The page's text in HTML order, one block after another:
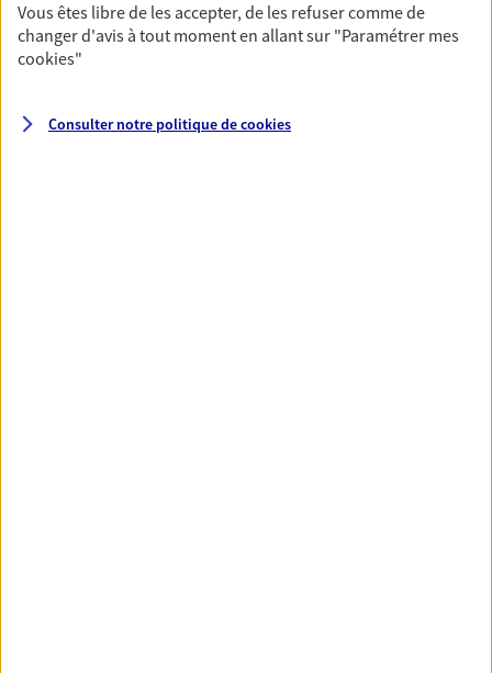
Prévoyance
Pour un avenir serein, assurez-vous avec notre
garanties incapacité temporaire totale de travail,
Vous êtes libre de les accepter, de les refuser comme de
changer d'avis à tout moment en allant sur "Paramétrer mes
cookies"
Consulter notre politique decookies